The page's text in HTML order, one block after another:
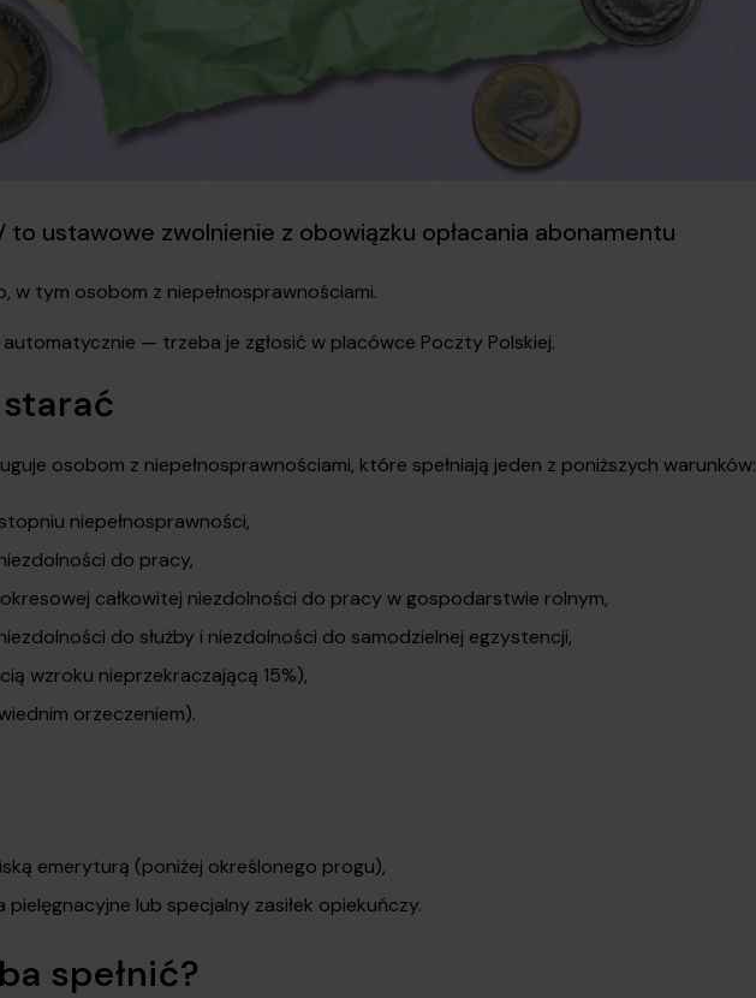
to ustawowe zwolnienie z obowiązku opłacania abonamentu
w tym osobom z niepełnosprawnościami.
— trzeba je zgłosić w placówce Poczty Polskiej.
osobom z niepełnosprawnościami, które spełniają jeden z poniższych warunków:
niepełnosprawności,
do pracy,
całkowitej niezdolności do pracy w gospodarstwie rolnym,
do służby i niezdolności do samodzielnej egzystencji,
wzroku nieprzekraczającą 15%),
orzeczeniem).
emeryturą (poniżej określonego progu),
lub specjalny zasiłek opiekuńczy.
spełnić?